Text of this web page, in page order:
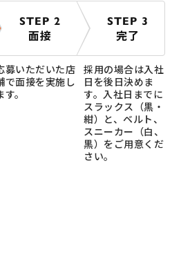
STEP 2
面接
募いただいた店
で面接を実施し
す。
STEP 3
完了
採用の場合は入社
日を後日決めま
す。入社日までに
スラックス（黒・
紺）と、ベルト、
スニーカー（白、
黒）をご用意くだ
さい。